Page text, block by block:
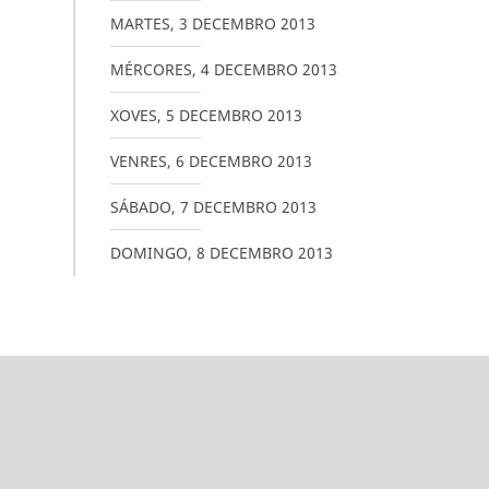
MARTES, 3 DECEMBRO 2013
MÉRCORES, 4 DECEMBRO 2013
XOVES, 5 DECEMBRO 2013
VENRES, 6 DECEMBRO 2013
SÁBADO, 7 DECEMBRO 2013
DOMINGO, 8 DECEMBRO 2013